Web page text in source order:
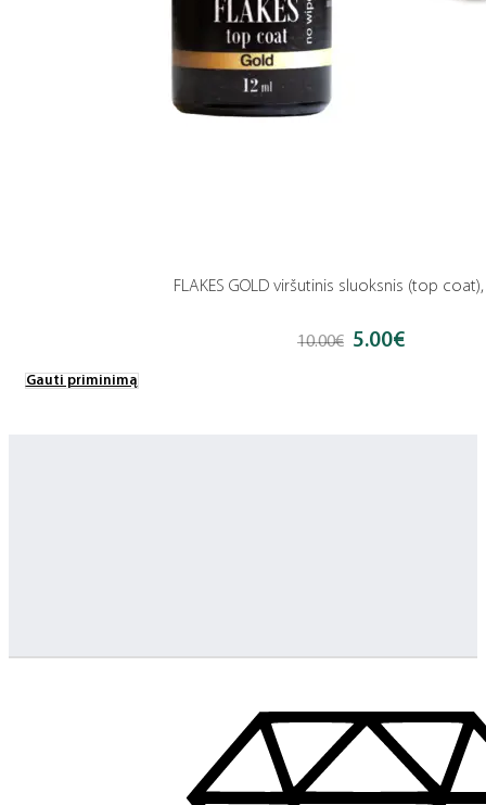
FLAKES GOLD viršutinis sluoksnis (top
10.00€ Original
5.00€Current
Gauti priminimą